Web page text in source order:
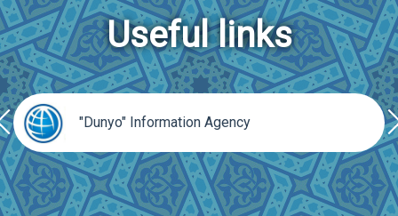
Useful links
"Dunyo" Information Agency